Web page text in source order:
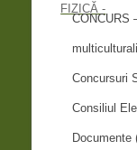
FIZICĂ -
CONCURS
Concursuri
Consiliul
Documente